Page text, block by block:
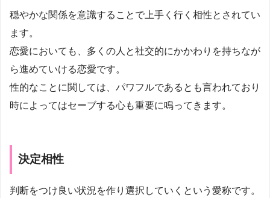
穏やかな関係を意識することで上手く行く相性とされてい
ます。
恋愛においても、多くの人と社交的にかかわりを持ちなが
ら進めていける恋愛です。
性的なことに関しては、パワフルであるとも言われており
時によってはセーブする心も重要に鳴ってきます。
決定相性
判断をつけ良い状況を作り選択していくという愛称です。